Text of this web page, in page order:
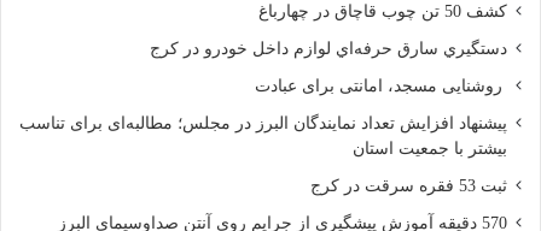
کشف 50 تن چوب قاچاق در چهارباغ
دستگيري سارق حرفه‌اي لوازم داخل خودرو در کرج
روشنایی مسجد، امانتی برای عبادت
پیشنهاد افزایش تعداد نمایندگان البرز در مجلس؛ مطالبه‌ای برای تناسب
بیشتر با جمعیت استان
ثبت 53 فقره سرقت در کرج
570 دقیقه آموزش پیشگیری از جرایم روی آنتن صداوسیمای البرز